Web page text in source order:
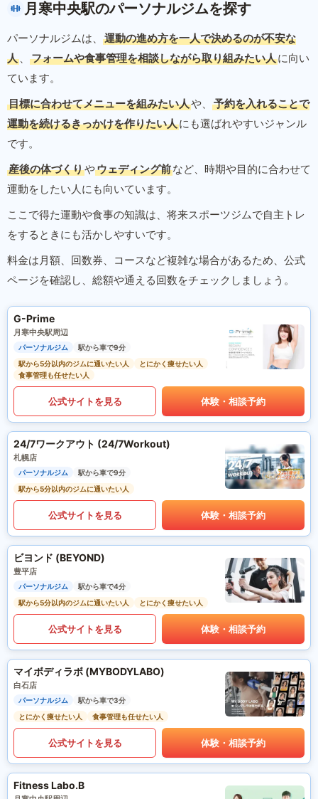
月寒中央駅のパーソナルジムを探す
パーソナルジムは、
運動の進め方を一人で決めるのが不安な
人 、 フォームや食事管理を相談しながら取り組みたい人に向い
ています。
目標に合わせてメニューを組みたい人や、
予約を入れることで
運動を続けるきっかけを作りたい人にも選ばれやすいジャンル
です。
産後の体づくりやウェディング前など、時期や目的に合わせて
運動をしたい人にも向いています。
ここで得た運動や食事の知識は、将来スポーツジムで自主トレ
をするときにも活かしやすいです。
料金は月額、回数券、コースなど複雑な場合があるため、公式
ページを確認し、総額や通える回数をチェックしましょう。
G-Prime
月寒中央駅周辺
パーソナルジム
駅から車で9分
駅から5分以内のジムに通いたい人
とにかく痩せたい人
食事管理も任せたい人
公式サイトを見る 体験・相談予約
24/7ワークアウト (24/7Workout)
札幌店
パーソナルジム
駅から車で9分
駅から5分以内のジムに通いたい人
公式サイトを見る 体験・相談予約
ビヨンド (BEYOND)
豊平店
パーソナルジム
駅から車で4分
駅から5分以内のジムに通いたい人
とにかく痩せたい人
公式サイトを見る 体験・相談予約
マイボディラボ (MYBODYLABO)
白石店
パーソナルジム
駅から車で3分
とにかく痩せたい人
食事管理も任せたい人
公式サイトを見る 体験・相談予約
Fitness Labo.B